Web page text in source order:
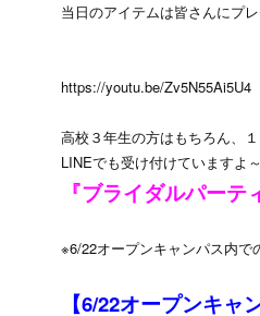
当日のアイテムは皆さんにプ
https://youtu.be/Zv5N55Ai5U4
高校３年生の方はもちろん、
LINEでも受け付けていますよ
『ブライダルパーテ
※6/22オープンキャンパス内で
【6/22オープンキャ